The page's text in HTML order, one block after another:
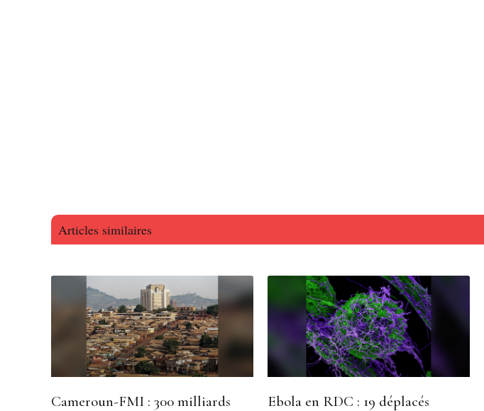
Articles similaires
Cameroun-FMI : 300 milliards
Ebola en RDC : 19 déplacés